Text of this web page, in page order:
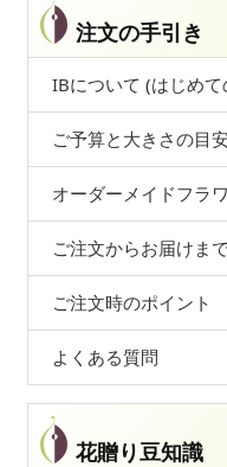
注文の手引き
IBについて (はじめて
ご予算と大きさの目安
オーダーメイドフラ
ご注文からお届けま
ご注文時のポイント
よくある質問
花贈り豆知識